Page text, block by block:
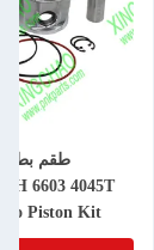
6603 4045T
Piston Kit